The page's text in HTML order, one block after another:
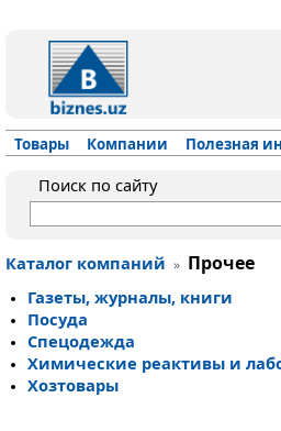
Товары Компании Полезная
Поиск по сайту
Каталог компаний » Прочее
Га­зе­ты, жур­на­лы, кни­ги
По­су­да
Спе­цо­деж­да
Хи­ми­чес­кие ре­ак­ти­вы и
Хоз­то­ва­ры